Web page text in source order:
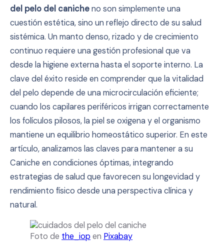
del pelo del canicheno son simplemente una
cuestión estética, sino un reflejo directo de su salud
sistémica. Un manto denso, rizado y de crecimiento
continuo requiere una gestión profesional que va
desde la higiene externa hasta el soporte interno. La
clave del éxito reside en comprender que la vitalidad
del pelo depende de una microcirculación eficiente;
cuando los capilares periféricos irrigan correctamente
los folículos pilosos, la piel se oxigena y el organismo
mantiene un equilibrio homeostático superior. En este
artículo, analizamos las claves para mantener a su
Caniche en condiciones óptimas, integrando
estrategias de salud que favorecen su longevidad y
rendimiento físico desde una perspectiva clínica y
natural.
Foto de the_iop en Pixabay